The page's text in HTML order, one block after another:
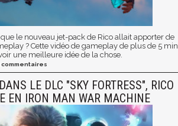
le nouveau jet-pack de Rico allait apporter de
? Cette vidéo de gameplay de plus de 5 min
une meilleure idée de la chose.
commentaires
LE DLC "SKY FORTRESS", RICO
EN IRON MAN WAR MACHINE